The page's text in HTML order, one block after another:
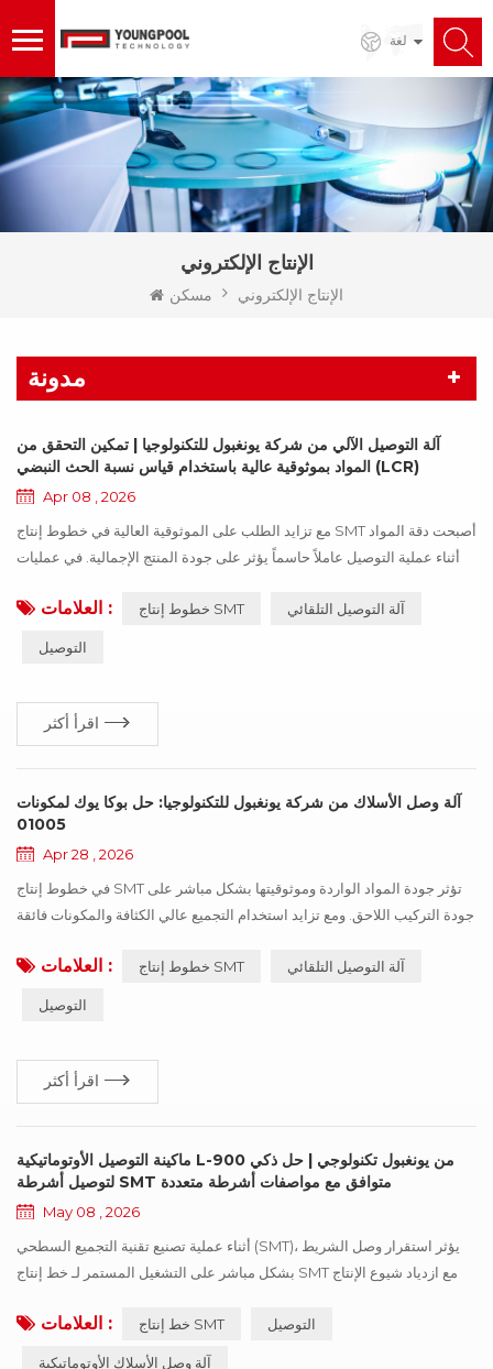
لغة
الإنتاج الإلكتروني
مسكن الإنتاج الإلكتروني
مدونة
آلة التوصيل الآلي من شركة يونغبول للتكنولوجيا | تمكين التحقق من
المواد بموثوقية عالية باستخدام قياس نسبة الحث النبضي (LCR)
Apr 08 , 2026
مع تزايد الطلب على الموثوقية العالية في خطوط إنتاج SMT أصبحت دقة المواد
أثناء عملية التوصيل عاملاً حاسماً يؤثر على جودة المنتج الإجمالية. في عمليات
الشريطية أو التحقق اليدوي. وعند حدوث أخطاء في وضع العلامات أو خلط
العلامات : خطوط إنتاج SMT آلة التوصيل التلقائي
التوصيل
اقرأ أكثر
آلة وصل الأسلاك من شركة يونغبول للتكنولوجيا: حل بوكا يوك لمكونات
01005
Apr 28 , 2026
في خطوط إنتاج SMT تؤثر جودة المواد الواردة وموثوقيتها بشكل مباشر على
جودة التركيب اللاحق. ومع تزايد استخدام التجميع عالي الكثافة والمكونات فائقة
كافيًا لتلبية متطلبات الجودة والموثوقية. فبمجرد إدخال مواد غير طبيعية في
العلامات : خطوط إنتاج SMT آلة التوصيل التلقائي
التوصيل
اقرأ أكثر
ماكينة التوصيل الأوتوماتيكية L-900 من يونغبول تكنولوجي | حل ذكي
لتوصيل أشرطة SMT متوافق مع مواصفات أشرطة متعددة
May 08 , 2026
أثناء عملية تصنيع تقنية التجميع السطحي (SMT)، يؤثر استقرار وصل الشريط
بشكل مباشر على التشغيل المستمر لـ خط إنتاج SMT مع ازدياد شيوع الإنتاج
السطحي (SMT) مع أشرطة حاملة بأطوال مختلفة، بما في ذلك 8 مم، و12 مم،
و16 مم، و24 مم في آن واحد. ونتيجة لذلك، أصبحت توافقية معدات التوصيل مع
العلامات : خط إنتاج SMT التوصيل
آلة وصل الأسلاك الأوتوماتيكية